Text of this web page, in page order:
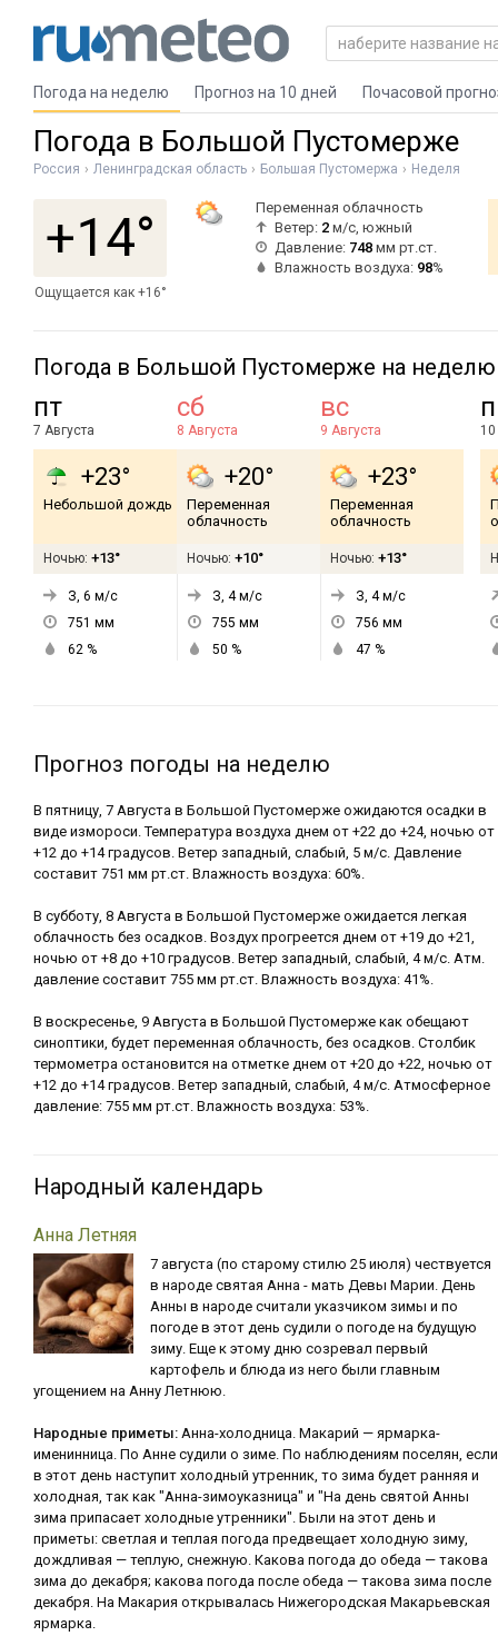
Погода на неделю Прогноз на 10 дней Почасовой
Погода в Большой Пустомерже
Россия Ленинградская область Большая Пустомержа Неделя
+14°
Ощущается как +16°
Переменная облачность
Ветер: 2 м/с, южный
Давление: 748 мм рт.ст.
Влажность воздуха: 98%
Погода в Большой Пустомерже на неделю
пт
7 Августа
+23°
Небольшой дождь
Ночью: +13°
З, 6 м/с
751 мм
62 %
сб
8 Августа
+20°
Переменная
облачность
Ночью: +10°
З, 4м/с
755 мм
50 %
вс
9 Августа
+23°
Переменная
облачность
Ночью: +13°
З, 4м/с
756 мм
47 %
10
Прогноз погоды на неделю
В пятницу, 7 Августа в Большой Пустомерже ожидаются осадки в
виде измороси. Температура воздуха днем от +22 до +24, ночью от
+12 до +14 градусов. Ветер западный, слабый, 5 м/с. Давление
составит 751 мм рт.ст. Влажность воздуха: 60%.
В субботу, 8 Августа в Большой Пустомерже ожидается легкая
облачность без осадков. Воздух прогреется днем от +19 до +21,
ночью от +8 до +10 градусов. Ветер западный, слабый, 4 м/с. Атм.
давление составит 755 мм рт.ст. Влажность воздуха: 41%.
В воскресенье, 9 Августа в Большой Пустомерже как обещают
синоптики, будет переменная облачность, без осадков. Столбик
термометра остановится на отметке днем от +20 до +22, ночью от
+12 до +14 градусов. Ветер западный, слабый, 4 м/с. Атмосферное
давление: 755 мм рт.ст. Влажность воздуха: 53%.
Народный календарь
Анна Летняя
7 августа (по старому стилю 25 июля) чествуется
в народе святая Анна - мать Девы Марии. День
Анны в народе считали указчиком зимы и по
погоде в этот день судили о погоде на будущую
зиму. Еще к этому дню созревал первый
картофель и блюда из него были главным
угощением на Анну Летнюю.
Народные приметы: Анна-холодница. Макарий — ярмарка-
именинница. По Анне судили о зиме. По наблюдениям поселян, если
в этот день наступит холодный утренник, то зима будет ранняя и
холодная, так как "Анна-зимоуказница" и "На день святой Анны
зима припасает холодные утренники". Были на этот день и
приметы: светлая и теплая погода предвещает холодную зиму,
дождливая — теплую, снежную. Какова погода до обеда — такова
зима до декабря; какова погода после обеда — такова зима после
декабря. На Макария открывалась Нижегородская Макарьевская
ярмарка.